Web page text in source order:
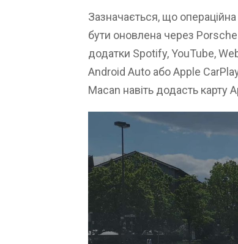
Зазначається, що
бути оновлена через
додатки Spotify, YouTube,
Android Auto або Apple
Macan навіть додасть карту